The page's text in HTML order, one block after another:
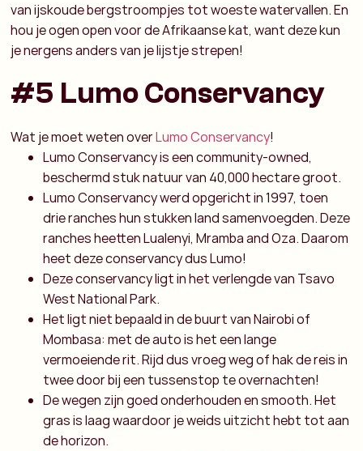
van ijskoude bergstroompjes tot woeste watervallen. En
hou je ogen open voor de Afrikaanse kat, want deze kun
je nergens anders van je lijstje strepen!
#5 Lumo Conservancy
Wat je moet weten overLumo Conservancy!
Lumo Conservancy is een community-owned,
beschermd stuk natuur van 40,000 hectare groot.
Lumo Conservancy werd opgericht in 1997, toen
drie ranches hun stukken land samenvoegden. Deze
ranches heetten Lualenyi, Mramba and Oza. Daarom
heet deze conservancy dus Lumo!
Deze conservancy ligt in het verlengde van Tsavo
West National Park.
Het ligt niet bepaald in de buurt van Nairobi of
Mombasa: met de auto is het een lange
vermoeiende rit. Rijd dus vroeg weg of hak de reis in
twee door bij een tussenstop te overnachten!
De wegen zijn goed onderhouden en smooth. Het
gras is laag waardoor je weids uitzicht hebt tot aan
de horizon.